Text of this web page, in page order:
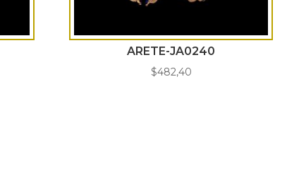
ARETE-JA0240
$482,40